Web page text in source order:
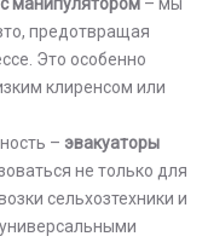
предотвращая
Это особенно
клиренсом или
– эвакуаторы
не только для
сельхозтехники и